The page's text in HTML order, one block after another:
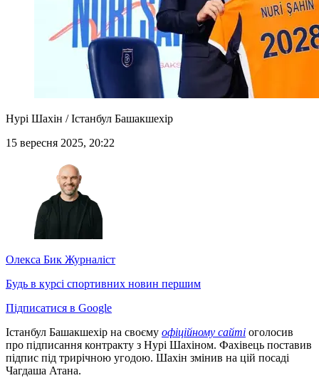
Нурі Шахін / Істанбул Башакшехір
15 вересня 2025, 20:22
Олекса Бик Журналіст
Будь в курсі спортивних новин першим
Підписатися в Google
Істанбул Башакшехір на своєму офіційному сайті оголосив
про підписання контракту з Нурі Шахіном. Фахівець поставив
підпис під трирічною угодою. Шахін змінив на цій посаді
Чагдаша Атана.